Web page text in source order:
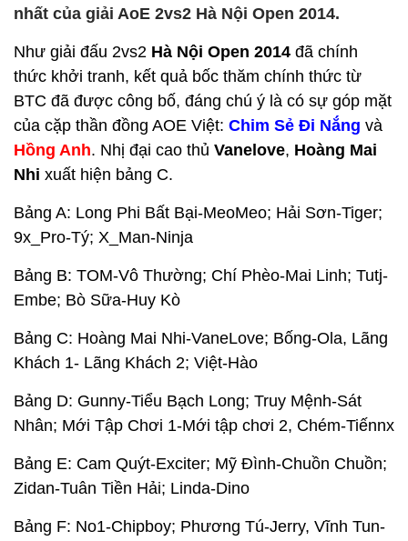
nhất của giải AoE 2vs2 Hà Nội Open 2014.
Như giải đấu 2vs2 Hà Nội Open 2014 đã chính
thức khởi tranh, kết quả bốc thăm chính thức từ
BTC đã được công bố, đáng chú ý là có sự góp mặt
của cặp thần đồng AOE Việt: Chim Sẻ Đi Nắng và
Hồng Anh. Nhị đại cao thủ Vanelove, Hoàng Mai
Nhi xuất hiện bảng C.
Bảng A: Long Phi Bất Bại-MeoMeo; Hải Sơn-Tiger;
9x_Pro-Tý; X_Man-Ninja
Bảng B: TOM-Vô Thường; Chí Phèo-Mai Linh; Tutj-
Embe; Bò Sữa-Huy Kò
Bảng C: Hoàng Mai Nhi-VaneLove; Bống-Ola, Lãng
Khách 1- Lãng Khách 2; Việt-Hào
Bảng D: Gunny-Tiểu Bạch Long; Truy Mệnh-Sát
Nhân; Mới Tập Chơi 1-Mới tập chơi 2, Chém-Tiếnnx
Bảng E: Cam Quýt-Exciter; Mỹ Đình-Chuồn Chuồn;
Zidan-Tuân Tiền Hải; Linda-Dino
Bảng F: No1-Chipboy; Phương Tú-Jerry, Vĩnh Tun-